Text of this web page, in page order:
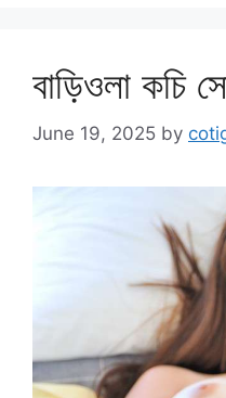
বাড়িওলা কচি
June 19, 2025 by